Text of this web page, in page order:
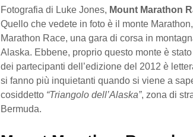
Fotografia di Luke Jones, Mount Marathon
Quello che vedete in foto è il monte
Marathon Race, una gara di corsa in
Alaska. Ebbene, proprio questo monte è
dei partecipanti dell’edizione del 2012 è
si fanno più inquietanti quando si viene a
cosiddetto “Triangolo dell’Alaska”, zona di
Bermuda.